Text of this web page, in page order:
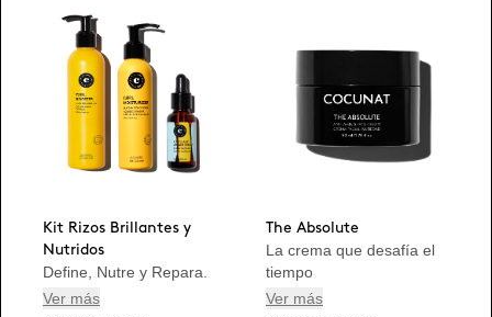
Kit Rizos Brillantes y
Nutridos
Define, Nutre y Repara.
Ver más
The Absolute
La crema que desafía el
tiempo
Ver más